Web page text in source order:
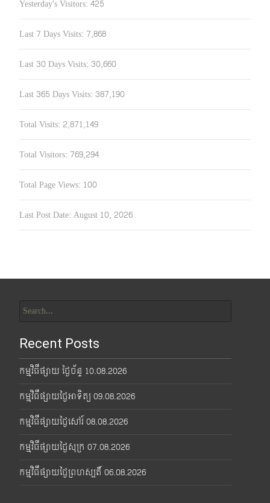
Yesterday's Visitors: 425
Last 7 Days Visits: 7,868
Last 30 Days Visits: 30,660
Last 365 Days Visits: 387,190
Total Visits: 2,871,149
Total Visitors: 769,294
Total Page Views: 100
Last Post Date: August 10, 2026
for:
Recent Posts
កម្មវិធីផ្សាយ ថ្ងៃច័ន្ទ 10.08.2026
កម្មវិធីផ្សាយថ្ងៃអាទិត្យ 09.08.2026
កម្មវិធីផ្សាយថ្ងៃសៅរ៍ 08.08.2026
កម្មវិធីផ្សាយថ្ងៃសុក្រ 07.08.2026
កម្មវិធីផ្សាយថ្ងៃព្រហស្បតិ៍ 06.08.2026